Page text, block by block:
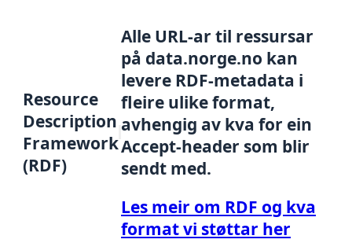
Resource
Description
Framework
(RDF)
Alle URL-ar til ressursar
på data.norge.no kan
levere RDF-metadata i
fleire ulike format,
avhengig av kva for ein
Accept-header som blir
sendt med.
Les meir om RDF og kva
format vi støttar her